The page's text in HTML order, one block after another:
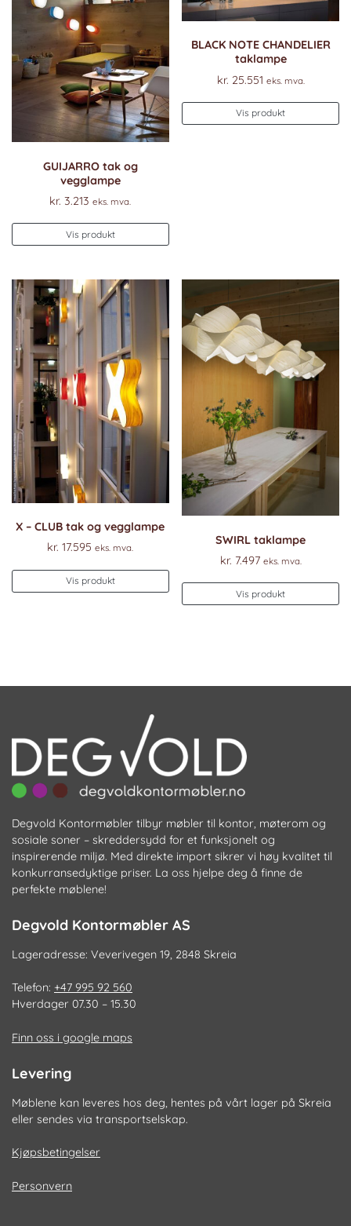
GUIJARRO tak og
vegglampe
kr. 3.213 eks. mva.
Vis produkt
BLACK NOTE CHANDELIER
taklampe
kr. 25.551 eks. mva.
Vis produkt
X – CLUB tak og vegglampe
kr. 17.595 eks. mva.
Vis produkt
SWIRL taklampe
kr. 7.497 eks. mva.
Vis produkt
Degvold Kontormøbler tilbyr møbler til kontor, møterom og
sosiale soner – skreddersydd for et funksjonelt og
inspirerende miljø. Med direkte import sikrer vi høy kvalitet til
konkurransedyktige priser. La oss hjelpe deg å finne de
perfekte møblene!
Degvold Kontormøbler AS
Lageradresse: Veverivegen 19, 2848 Skreia
Telefon: +47 995 92 560
Hverdager 07.30 – 15.30
Finn oss i google maps
Levering
Møblene kan leveres hos deg, hentes på vårt lager på Skreia
eller sendes via transportselskap.
Kjøpsbetingelser
Personvern